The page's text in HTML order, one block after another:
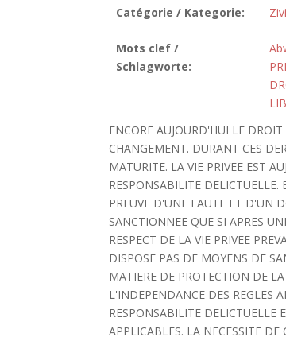
Catégorie / Kategorie:
Mots clef /
Schlagworte:
ENCORE AUJOURD'HUI LE
CHANGEMENT. DURANT CES
MATURITE. LA VIE PRIVEE EST
RESPONSABILITE
PREUVE D'UNE FAUTE ET D'UN
SANCTIONNEE QUE SI APRES
RESPECT DE LA VIE PRIVEE
DISPOSE PAS DE MOYENS DE
MATIERE DE PROTECTION DE
L'INDEPENDANCE DES REGLES
RESPONSABILITE DELICTUELLE
APPLICABLES. LA NECESSITE